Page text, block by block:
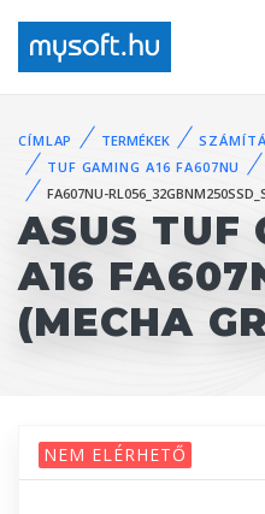
CÍMLAP TERMÉKEK
TUF GAMING A16 FA607NU
FA607NU-
ASUS TUF
A16
(MECHA
NEM ELÉRHETŐ